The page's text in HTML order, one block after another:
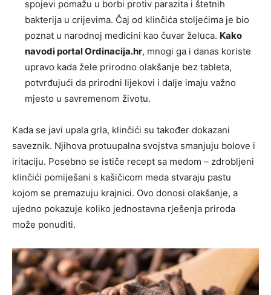
spojevi pomažu u borbi protiv parazita i štetnih
bakterija u crijevima. Čaj od klinčića stoljećima je bio
poznat u narodnoj medicini kao čuvar želuca. Kako
navodi portal Ordinacija.hr, mnogi ga i danas koriste
upravo kada žele prirodno olakšanje bez tableta,
potvrđujući da prirodni lijekovi i dalje imaju važno
mjesto u savremenom životu.
Kada se javi upala grla, klinčići su također dokazani
saveznik. Njihova protuupalna svojstva smanjuju bolove i
iritaciju. Posebno se ističe recept sa medom – zdrobljeni
klinčići pomiješani s kašičicom meda stvaraju pastu
kojom se premazuju krajnici. Ovo donosi olakšanje, a
ujedno pokazuje koliko jednostavna rješenja priroda
može ponuditi.